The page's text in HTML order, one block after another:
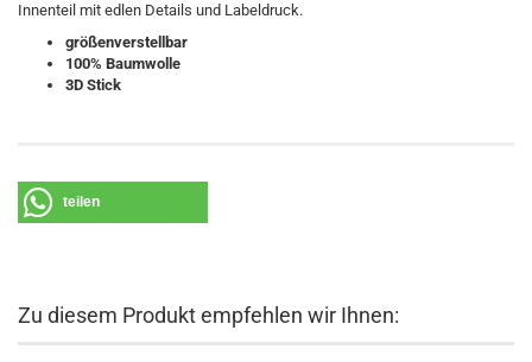
Innenteil mit edlen Details und Labeldruck.
größenverstellbar
100% Baumwolle
3D Stick
teilen
Zu diesem Produkt empfehlen wir Ihnen: